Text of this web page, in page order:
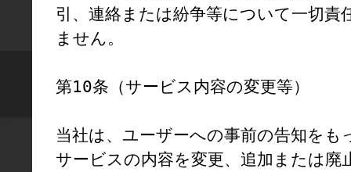
引、連絡または紛争等について一切責
ません。
第10条（サービス内容の変更等）
当社は、ユーザーへの事前の告知をも
サービスの内容を変更、追加または廃